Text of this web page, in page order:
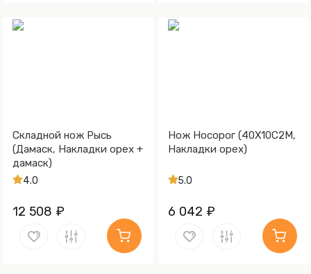
Складной нож Рысь
(Дамаск, Накладки орех +
дамаск)
4.0
12 508 ₽
Нож Носорог (40Х10С2М,
Накладки орех)
5.0
6 042 ₽